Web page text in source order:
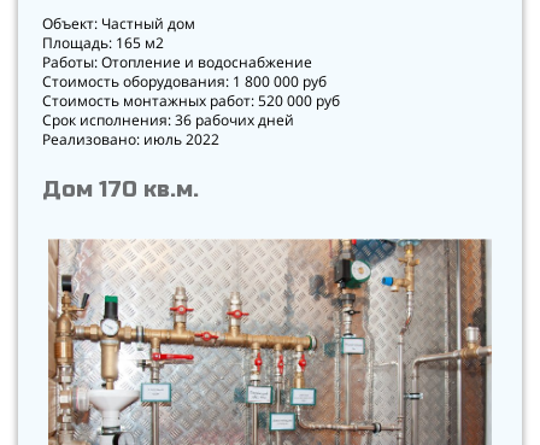
Объект: Частный дом
Площадь: 165 м2
Работы: Отопление и водоснабжение
Стоимость оборудования: 1 800 000 руб
Стоимость монтажных работ: 520 000 руб
Срок исполнения: 36 рабочих дней
Реализовано: июль 2022
Дом 170 кв.м.